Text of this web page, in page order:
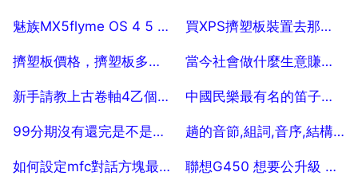
2025-07-29 2025-07-29
魅族MX5flyme OS 4 5 2 4c與flyme OS 4 5 2 2c哪個系統好用
2025-07-29
買XPS擠塑板裝置去那個廠？？？
2025-07-29
擠塑板價格，擠塑板多少錢一立方
2025-07-29
當今社會做什麼生意賺錢快？？
2025-07-29
新手請教上古卷軸4乙個小問題
2025-07-29
中國民樂最有名的笛子獨奏曲是什麼 10
2025-07-29
99分期沒有還完是不是不能再申請借款
2025-07-29
趟的音節,組詞,音序,結構筆順
2025-07-29
如何設定mfc對話方塊最小化 聯想G450 想要公升級 大家幫幫忙。